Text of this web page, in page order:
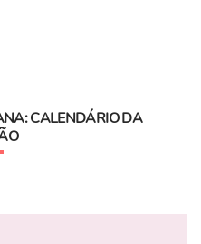
CALENDÁRIO DA